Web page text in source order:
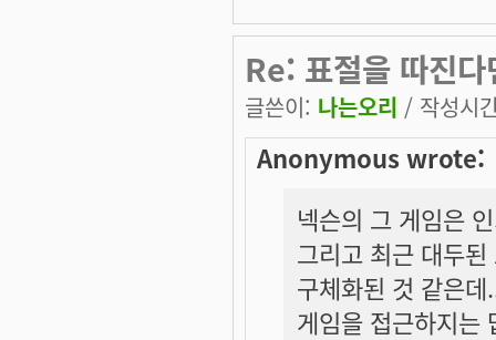
Re: 표절을 따진
글쓴이: 나는오리 / 작성시
Anonymous wrote:
넥슨의 그 게임은
그리고 최근 대두
구체화된 것 같은
게임을 접근하지는